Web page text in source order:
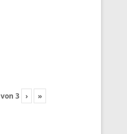
von 3 › »